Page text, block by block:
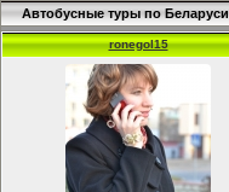
Автобусные туры по Беларуси
ronegol15